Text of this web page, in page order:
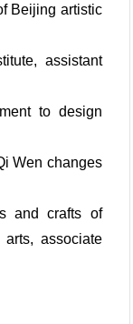
Beijing artistic
assistant
to design
Wen changes
and crafts of
associate